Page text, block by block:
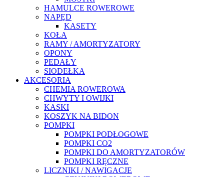
HAMULCE ROWEROWE
NAPĘD
KASETY
KOŁA
RAMY / AMORTYZATORY
OPONY
PEDAŁY
SIODEŁKA
AKCESORIA
CHEMIA ROWEROWA
CHWYTY I OWIJKI
KASKI
KOSZYK NA BIDON
POMPKI
POMPKI PODŁOGOWE
POMPKI CO2
POMPKI DO AMORTYZATORÓW
POMPKI RĘCZNE
LICZNIKI / NAWIGACJE